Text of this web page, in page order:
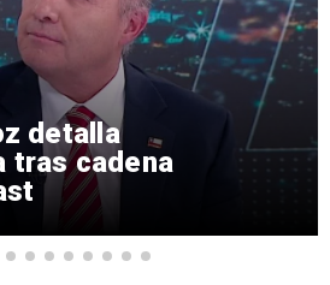
detalla
tras cadena